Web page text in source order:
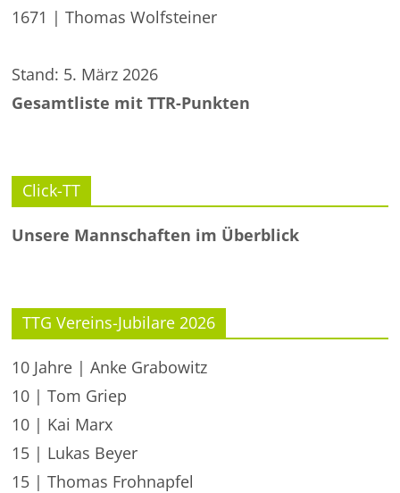
1671 | Thomas Wolfsteiner
Stand: 5. März 2026
Gesamtliste mit TTR-Punkten
Click-TT
Unsere Mannschaften im Überblick
TTG Vereins-Jubilare 2026
10 Jahre | Anke Grabowitz
10 | Tom Griep
10 | Kai Marx
15 | Lukas Beyer
15 | Thomas Frohnapfel